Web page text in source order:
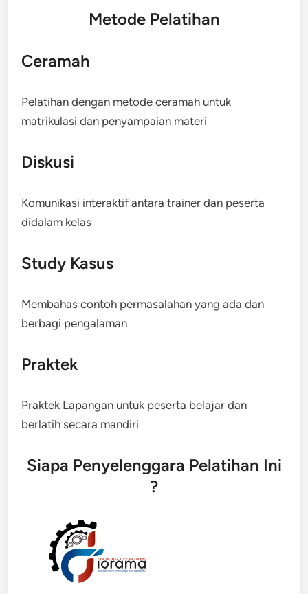
Metode Pelatihan
Ceramah
Pelatihan dengan metode ceramah untuk
matrikulasi dan penyampaian materi
Diskusi
Komunikasi interaktif antara trainer dan peserta
didalam kelas
Study Kasus
Membahas contoh permasalahan yang ada dan
berbagi pengalaman
Praktek
Praktek Lapangan untuk peserta belajar dan
berlatih secara mandiri
Siapa Penyelenggara Pelatihan Ini
?